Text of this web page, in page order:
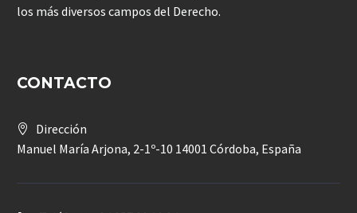
los más diversos campos del Derecho.
CONTACTO
Dirección
Manuel María Arjona, 2-1º-10 14001 Córdoba, España